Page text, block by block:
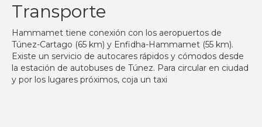
Transporte
Hammamet tiene conexión con los aeropuertos de
Túnez-Cartago (65 km) y Enfidha-Hammamet (55 km).
Existe un servicio de autocares rápidos y cómodos desde
la estación de autobuses de Túnez. Para circular en ciudad
y por los lugares próximos, coja un taxi